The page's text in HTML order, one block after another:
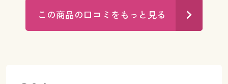
この商品の口コミをもっと見る